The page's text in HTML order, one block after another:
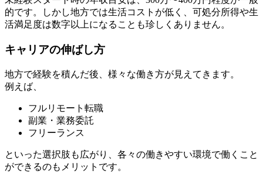
的です。しかし地方では生活コストが低く、 可処分所得や生
活満足度は数字以上になる ことも珍しくありません。
キャリアの伸ばし方
地方で経験を積んだ後、様々な働き方が見えてきます。
例えば、
フルリモート転職
副業・業務委託
フリーランス
といった選択肢も広がり、各々の働きやすい環境で働くこと
ができるのもメリット です。